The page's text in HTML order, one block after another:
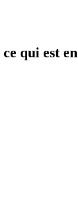
ce qui est en